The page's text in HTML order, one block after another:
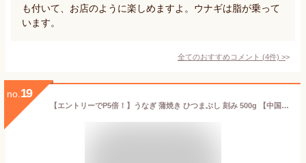
も付いて、お店のように楽しめますよ。ウナギは脂が乗って
います。
全てのおすすめコメント (4件) >
no. 19
【エントリーでP5倍！】うなぎ 蒲焼き ひつまぶし 刻み 500g 【中国産】 きざみうなぎ ウナギ 鰻 お取り寄せグルメ 刻みうなぎ 刻みウナギ きざみ鰻 冷凍 業務用 冷凍うなぎ 冷凍ウナギ カット 美味しい 食べ物 ［送料無料］2023 御中元 プレゼント ギフト 実用的